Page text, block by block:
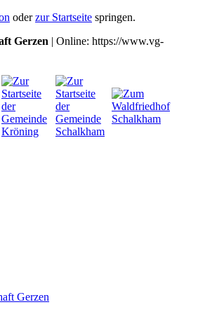
oderzur Startseite springen.
Gerzen | Online: https://www.vg-